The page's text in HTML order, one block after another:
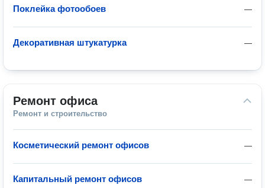
—
Поклейка фотообоев
—
Декоративная штукатурка
Ремонт офиса
Ремонт и строительство
—
Косметический ремонт офисов
—
Капитальный ремонт офисов